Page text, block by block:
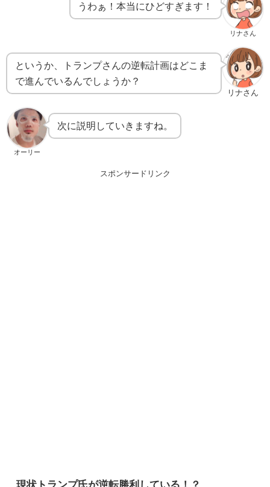
リナさん
うわぁ！本当にひどすぎます！
リナさん
というか、トランプさんの逆転計画はどこま
で進んでいるんでしょうか？
オーリー
次に説明していきますね。
スポンサードリンク
現状トランプ氏が逆転勝利している！？